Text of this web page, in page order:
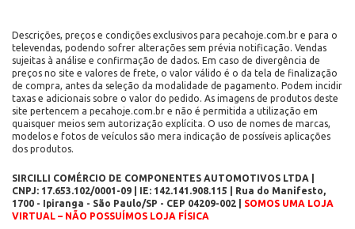
Descrições, preços e condições exclusivos para pecahoje.com.br e para o
televendas, podendo sofrer alterações sem prévia notificação. Vendas
sujeitas à análise e confirmação de dados. Em caso de divergência de
preços no site e valores de frete, o valor válido é o da tela de finalização
de compra, antes da seleção da modalidade de pagamento. Podem incidir
taxas e adicionais sobre o valor do pedido. As imagens de produtos deste
site pertencem a pecahoje.com.br e não é permitida a utilização em
quaisquer meios sem autorização explícita. O uso de nomes de marcas,
modelos e fotos de veículos são mera indicação de possíveis aplicações
dos produtos.
SIRCILLI COMÉRCIO DE COMPONENTES AUTOMOTIVOS LTDA |
CNPJ: 17.653.102/0001-09 | IE: 142.141.908.115 | Rua do Manifesto,
1700 - Ipiranga - São Paulo/SP - CEP 04209-002 | SOMOS UMA LOJA
VIRTUAL – NÃO POSSUÍMOS LOJA FÍSICA